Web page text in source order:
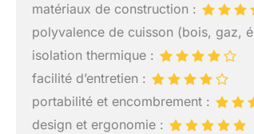
matériaux de construction :
polyvalence de cuisson (bois, gaz,
isolation thermique :
facilité d’entretien :
portabilité et encombrement :
design et ergonomie :